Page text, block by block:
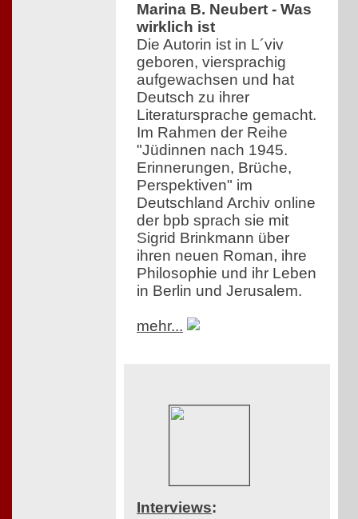
Marina B. Neubert - Was
wirklich ist
Die Autorin ist in L´viv
geboren, viersprachig
aufgewachsen und hat
Deutsch zu ihrer
Literatursprache gemacht.
Im Rahmen der Reihe
"Jüdinnen nach 1945.
Erinnerungen, Brüche,
Perspektiven" im
Deutschland Archiv online
der bpb sprach sie mit
Sigrid Brinkmann über
ihren neuen Roman, ihre
Philosophie und ihr Leben
in Berlin und Jerusalem.
mehr...
Interviews: